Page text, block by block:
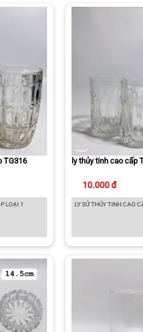
TG316
LOẠI 1
ly thủy tinh cao cấp
10.000 đ
LY SỨ THỦY TINH CAO